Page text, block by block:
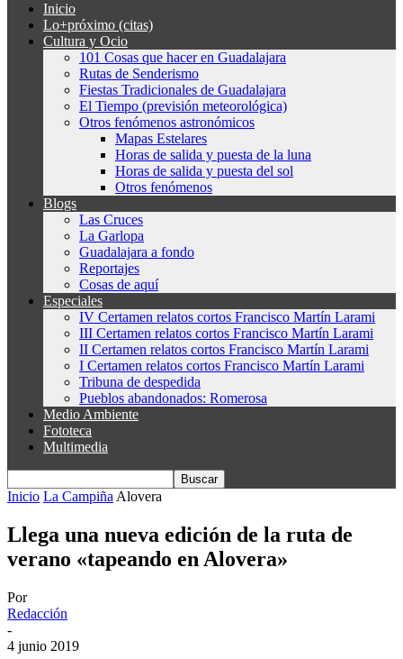
Inicio
Lo+próximo (citas)
Cultura y Ocio
101 Cosas que hacer en Guadalajara
Rutas de Senderismo
Fiestas Tradicionales de Guadalajara
El Tiempo (previsión meteorológica)
Otros fenómenos astronómicos
Mapas Estelares
Horas de salida y puesta de la luna
Horas de salida y puesta del sol
Otros fenómenos
Blogs
Las Cruces
La Garlopa
Guadalajara a fondo
Reportajes
Cosas de aquí
Especiales
IV Certamen relatos cortos Francisco Martín Larami
III Certamen relatos cortos Francisco Martín Larami
II Certamen relatos cortos Francisco Martín Larami
I Certamen relatos cortos Francisco Martín Larami
Tribuna de despedida
Pueblos abandonados: Romerosa
Medio Ambiente
Fototeca
Multimedia
Inicio La Campiña Alovera
Llega una nueva edición de la ruta de
verano «tapeando en Alovera»
Por
Redacción
-
4 junio 2019